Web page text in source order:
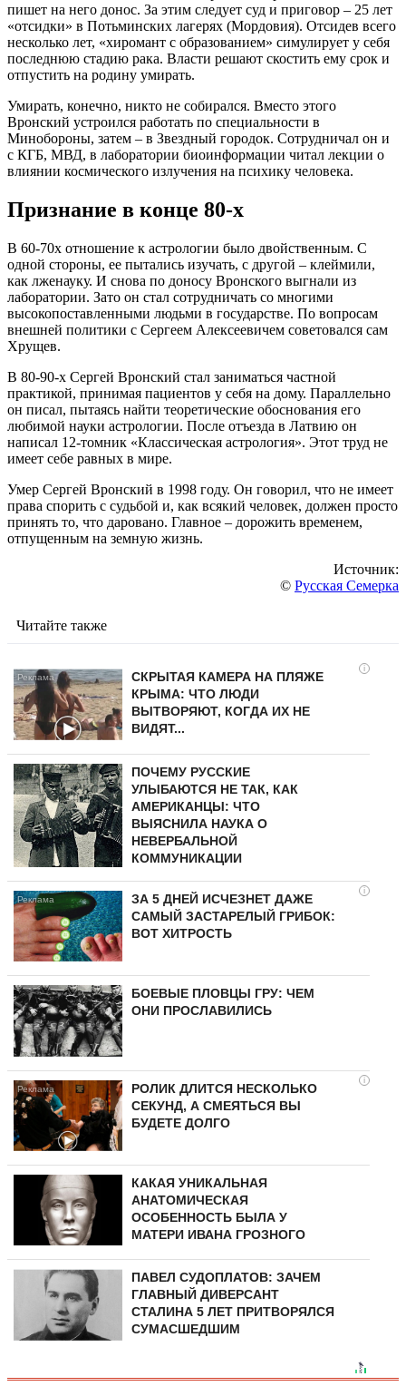
пишет на него донос. За этим следует суд и приговор – 25 лет
«отсидки» в Потьминских лагерях (Мордовия). Отсидев всего
несколько лет, «хиромант с образованием» симулирует у себя
последнюю стадию рака. Власти решают скостить ему срок и
отпустить на родину умирать.
Умирать, конечно, никто не собирался. Вместо этого
Вронский устроился работать по специальности в
Минобороны, затем – в Звездный городок. Сотрудничал он и
с КГБ, МВД, в лаборатории биоинформации читал лекции о
влиянии космического излучения на психику человека.
Признание в конце 80-х
В 60-70х отношение к астрологии было двойственным. С
одной стороны, ее пытались изучать, с другой – клеймили,
как лженауку. И снова по доносу Вронского выгнали из
лаборатории. Зато он стал сотрудничать со многими
высокопоставленными людьми в государстве. По вопросам
внешней политики с Сергеем Алексеевичем советовался сам
Хрущев.
В 80-90-х Сергей Вронский стал заниматься частной
практикой, принимая пациентов у себя на дому. Параллельно
он писал, пытаясь найти теоретические обоснования его
любимой науки астрологии. После отъезда в Латвию он
написал 12-томник «Классическая астрология». Этот труд не
имеет себе равных в мире.
Умер Сергей Вронский в 1998 году. Он говорил, что не имеет
права спорить с судьбой и, как всякий человек, должен просто
принять то, что даровано. Главное – дорожить временем,
отпущенным на земную жизнь.
Источник:
© Русская Семерка
Читайте также
i
СКРЫТАЯ КАМЕРА НА ПЛЯЖЕ
КРЫМА: ЧТО ЛЮДИ
ВЫТВОРЯЮТ, КОГДА ИХ НЕ
ВИДЯТ...
ПОЧЕМУ РУССКИЕ
УЛЫБАЮТСЯ НЕ ТАК, КАК
АМЕРИКАНЦЫ: ЧТО
ВЫЯСНИЛА НАУКА О
НЕВЕРБАЛЬНОЙ
КОММУНИКАЦИИ
i
ЗА 5 ДНЕЙ ИСЧЕЗНЕТ ДАЖЕ
САМЫЙ ЗАСТАРЕЛЫЙ ГРИБОК:
ВОТ ХИТРОСТЬ
БОЕВЫЕ ПЛОВЦЫ ГРУ: ЧЕМ
ОНИ ПРОСЛАВИЛИСЬ
i
РОЛИК ДЛИТСЯ НЕСКОЛЬКО
СЕКУНД, А СМЕЯТЬСЯ ВЫ
БУДЕТЕ ДОЛГО
КАКАЯ УНИКАЛЬНАЯ
АНАТОМИЧЕСКАЯ
ОСОБЕННОСТЬ БЫЛА У
МАТЕРИ ИВАНА ГРОЗНОГО
ПАВЕЛ СУДОПЛАТОВ: ЗАЧЕМ
ГЛАВНЫЙ ДИВЕРСАНТ
СТАЛИНА 5 ЛЕТ ПРИТВОРЯЛСЯ
СУМАСШЕДШИМ